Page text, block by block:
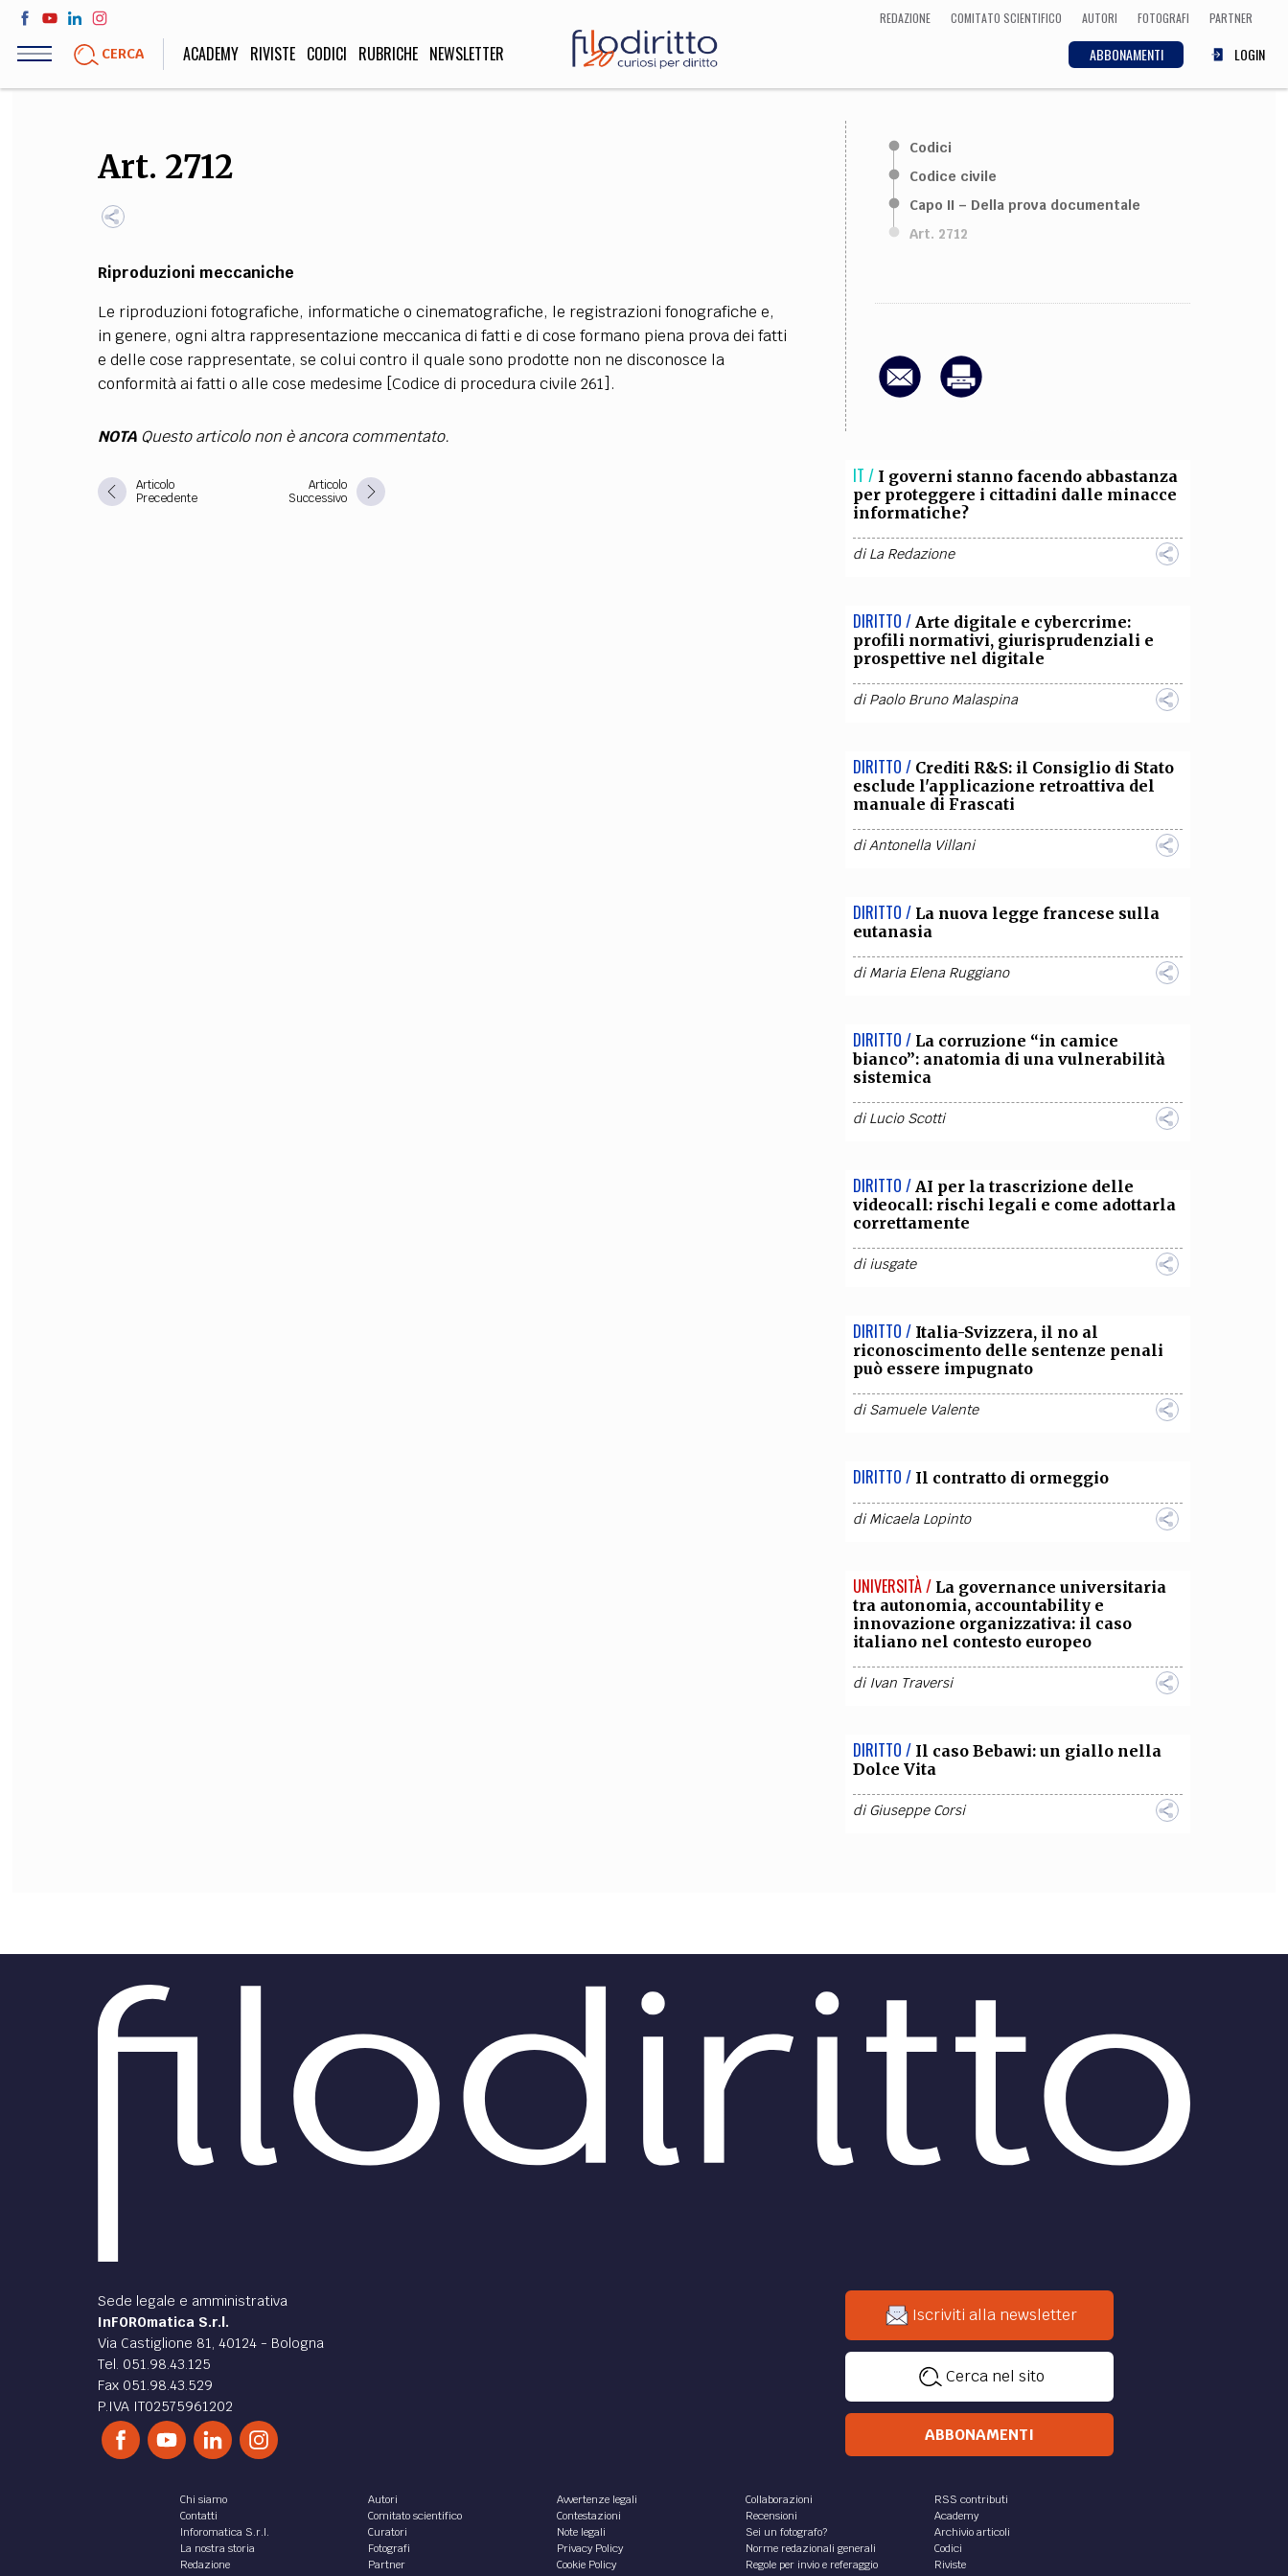
Salta
contenuto
REDAZIONE COMITATO SCIENTIFICO AUTORI FOTOGRAFI PARTNER
CERCA ABBONAMENTI LOGIN
ACADEMY RIVISTE CODICI RUBRICHE NEWSLETTER
LIFE STYLE
Sport, Cucina, Viaggi,
Moda
ECONOMIA
Medicina
STORIA E FILOSOFIA
Scienze storiche,
umanistiche, Religione
INNOVAZIONE
Scienze informatiche,
Architettura, Ingegneria
CULTURA
Arte, Cinema, Musica,
Letteratura
COLLABORA CON NOI
Art. 2712
Riproduzioni meccaniche
Le riproduzioni fotografiche, informatiche o cinematografiche, le registrazioni fonografiche e,
in genere, ogni altra rappresentazione meccanica di fatti e di cose formano piena prova dei fatti
e delle cose rappresentate, se colui contro il quale sono prodotte non ne disconosce la
conformità ai fatti o alle cose medesime [Codice di procedura civile 261].
NOTAQuesto articolo non è ancora commentato.
Articolo
Precedente
Articolo
Successivo
Codici
Codice civile
Capo II – Della prova documentale
Art. 2712
IT / I governi stanno facendo abbastanza
per proteggere i cittadini dalle minacce
informatiche?
diLa Redazione
DIRITTO / Arte digitale e cybercrime:
profili normativi, giurisprudenziali e
prospettive nel digitale
diPaolo Bruno Malaspina
DIRITTO / Crediti R&S: il Consiglio di Stato
esclude l'applicazione retroattiva del
manuale di Frascati
diAntonella Villani
DIRITTO / La nuova legge francese sulla
eutanasia
diMaria Elena Ruggiano
DIRITTO / La corruzione “in camice
bianco”: anatomia di una vulnerabilità
sistemica
diLucio Scotti
DIRITTO / AI per la trascrizione delle
videocall: rischi legali e come adottarla
correttamente
diiusgate
DIRITTO / Italia-Svizzera, il no al
riconoscimento delle sentenze penali
può essere impugnato
diSamuele Valente
DIRITTO / Il contratto di ormeggio
diMicaela Lopinto
UNIVERSITÀ / La governance universitaria
tra autonomia, accountability e
innovazione organizzativa: il caso
italiano nel contesto europeo
di Ivan Traversi
DIRITTO / Il caso Bebawi: un giallo nella
Dolce Vita
diGiuseppe Corsi
Sede legale e amministrativa
InFOROmatica S.r.l.
Via Castiglione 81, 40124 - Bologna
Tel. 051.98.43.125
Fax 051.98.43.529
P.IVA IT02575961202
Iscriviti alla newsletter
Cerca nel sito
ABBONAMENTI
Chi siamo
Contatti
Inforomatica S.r.l.
La nostra storia
Redazione
Autori
Comitato scientifico
Curatori
Fotografi
Partner
Avvertenze legali
Contestazioni
Note legali
Privacy Policy
Cookie Policy
Collaborazioni
Recensioni
Sei un fotografo?
Norme redazionali generali
Regole per invio e referaggio
RSS contributi
Academy
Archivio articoli
Codici
Riviste